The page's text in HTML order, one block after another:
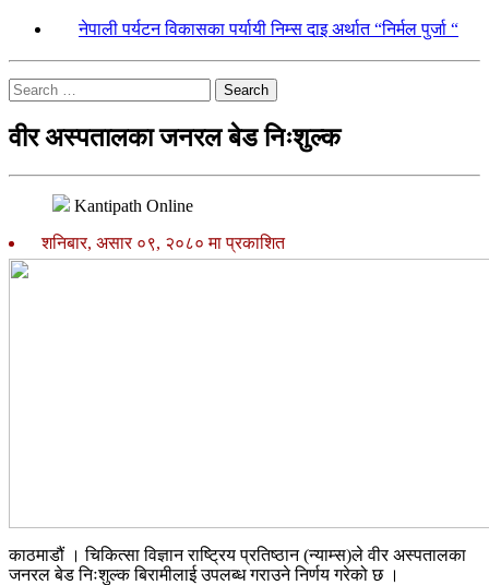
नेपाली पर्यटन विकासका पर्यायी निम्स दाइ अर्थात “निर्मल पुर्जा “
Search
वीर अस्पतालका जनरल बेड निःशुल्क
Kantipath Online
शनिबार, असार ०९, २०८० मा प्रकाशित
काठमाडौं । चिकित्सा विज्ञान राष्ट्रिय प्रतिष्ठान (न्याम्स)ले वीर अस्पतालका
जनरल बेड निःशुल्क बिरामीलाई उपलब्ध गराउने निर्णय गरेको छ ।